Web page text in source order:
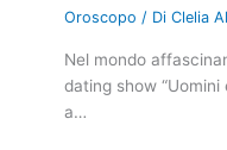
Oroscopo / DiClelia
Nel mondo
dating show “Uomini
a…